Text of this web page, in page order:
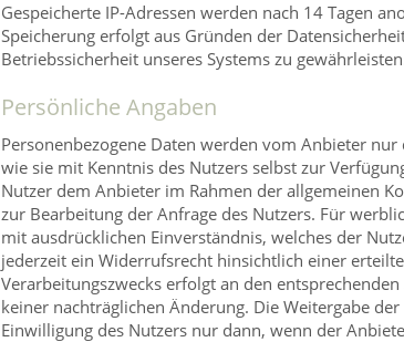
Gespeicherte IP-Adressen werden nach 14 Tagen
Speicherung erfolgt aus Gründen der
Betriebssicherheit unseres Systems zu
Persönliche Angaben
Personenbezogene Daten werden vom Anbieter
wie sie mit Kenntnis des Nutzers selbst zur
Nutzer dem Anbieter im Rahmen der allgemeinen
zur Bearbeitung der Anfrage des Nutzers. Für
mit ausdrücklichen Einverständnis, welches der
jederzeit ein Widerrufsrecht hinsichtlich einer
Verarbeitungszwecks erfolgt an den
keiner nachträglichen Änderung. Die Weitergabe
Einwilligung des Nutzers nur dann, wenn der